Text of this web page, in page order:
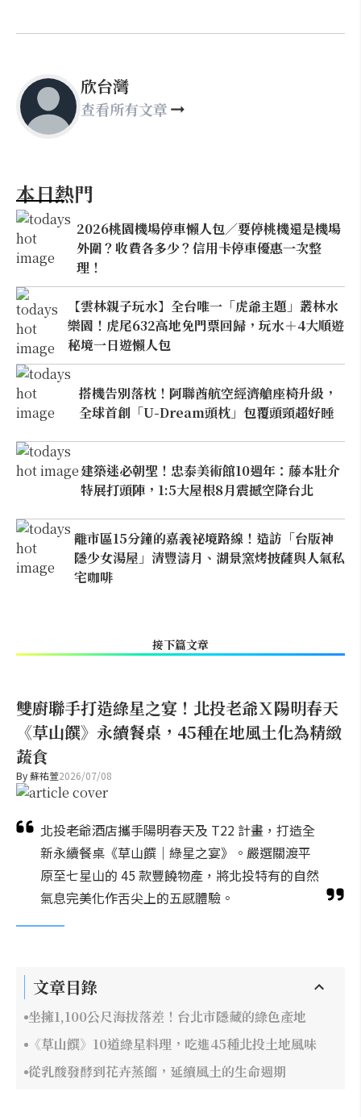
欣台灣
查看所有文章
本日熱門
2026桃園機場停車懶人包／要停桃機還是機場
外圍？收費各多少？信用卡停車優惠一次整
理！
【雲林親子玩水】全台唯一「虎爺主題」叢林水
樂園！虎尾632高地免門票回歸，玩水＋4大順遊
秘境一日遊懶人包
搭機告別落枕！阿聯酋航空經濟艙座椅升級，
全球首創「U-Dream頭枕」包覆頭頸超好睡
建築迷必朝聖！忠泰美術館10週年：藤本壯介
特展打頭陣，1:5大屋根8月震撼空降台北
離市區15分鐘的嘉義祕境路線！造訪「台版神
隱少女湯屋」清豐濤月、湖景窯烤披薩與人氣私
宅咖啡
接下篇文章
雙廚聯手打造綠星之宴！北投老爺Ｘ陽明春天
《草山饌》永續餐桌，45種在地風土化為精緻
蔬食
By蘇祐萱2026/07/08
北投老爺酒店攜手陽明春天及 T22 計畫，打造全
新永續餐桌《草山饌｜綠星之宴》。嚴選關渡平
原至七星山的 45 款豐饒物產，將北投特有的自然
氣息完美化作舌尖上的五感體驗。
文章目錄
坐擁1,100公尺海拔落差！台北市隱藏的綠色產地
《草山饌》10道綠星料理，吃進45種北投土地風味
從乳酸發酵到花卉蒸餾，延續風土的生命週期